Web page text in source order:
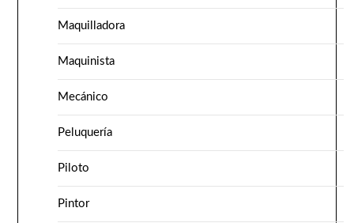
Maquilladora
Maquinista
Mecánico
Peluquería
Piloto
Pintor